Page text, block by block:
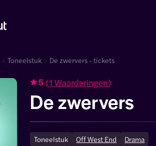
Toneelstuk De zwervers - tickets
5 (1 Waarderingen)
De zwervers
Toneelstuk Off West End Drama